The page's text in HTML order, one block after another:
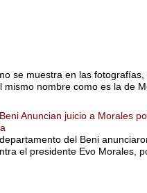
se muestra en las
mismo nombre como es la de
Anuncian juicio a Morales
del Beni
el presidente Evo Morales,